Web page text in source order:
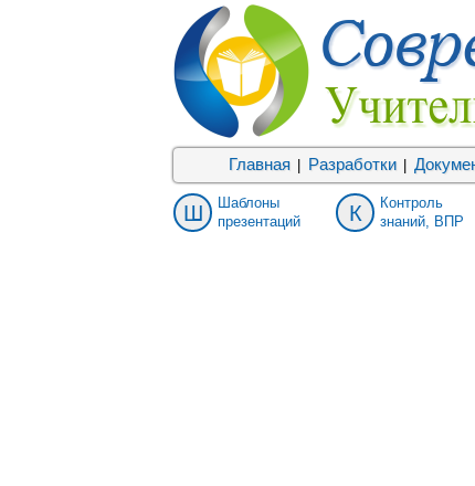
Главная Разработки
Ш
Шаблоны
презентаций
К
Контроль
знаний, ВПР